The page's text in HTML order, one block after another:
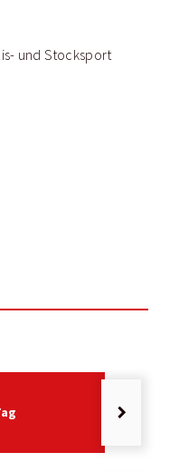
und Stocksport
keyboard_arrow_right